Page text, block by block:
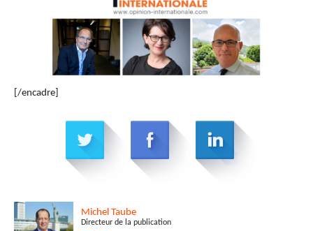
[/encadre]
Michel Taube
Directeur de la publication